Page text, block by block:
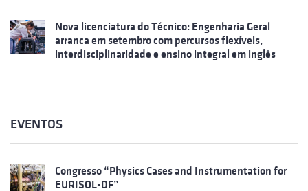
Nova licenciatura do Técnico: Engenharia Geral
arranca em setembro com percursos flexíveis,
interdisciplinaridade e ensino integral em inglês
EVENTOS
Congresso “Physics Cases and Instrumentation for
EURISOL-DF”